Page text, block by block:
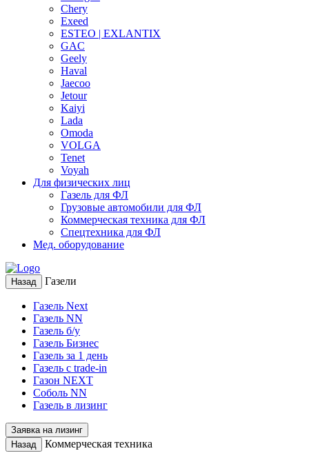
Chery
Exeed
ESTEO | EXLANTIX
GAC
Geely
Haval
Jaecoo
Jetour
Kaiyi
Lada
Omoda
VOLGA
Tenet
Voyah
Для физических лиц
Газель для ФЛ
Грузовые автомобили для ФЛ
Коммерческая техника для ФЛ
Спецтехника для ФЛ
Мед. оборудование
Назад Газели
Газель Next
Газель NN
Газель б/у
Газель Бизнес
Газель за 1 день
Газель с trade-in
Газон NEXT
Соболь NN
Газель в лизинг
Заявка на лизинг
Назад
Коммерческая техника